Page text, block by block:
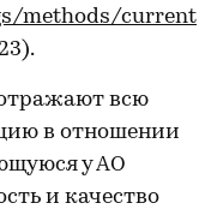
methods/current
всю
в отношении
у АО
и качество